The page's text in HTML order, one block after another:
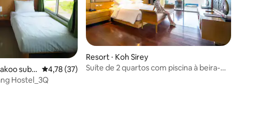
sub-
4,78 de uma avaliação média de 5, 37 avaliações
4,78 (37)
Hostel_3Q
Resort ⋅ Koh Sirey
Suíte de 2 quartos com piscina à beira-